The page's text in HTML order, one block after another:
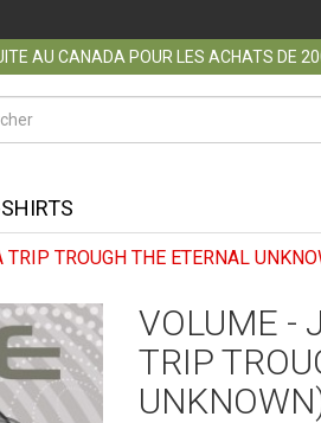
AU CANADA POUR LES ACHATS DE
TROUGH THE ETERNAL
VOLUME -
TRIP